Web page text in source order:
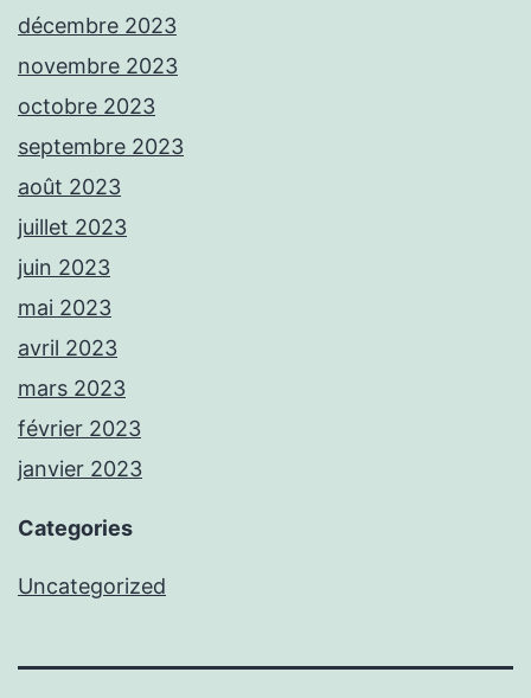
décembre 2023
novembre 2023
octobre 2023
septembre 2023
août 2023
juillet 2023
juin 2023
mai 2023
avril 2023
mars 2023
février 2023
janvier 2023
Categories
Uncategorized